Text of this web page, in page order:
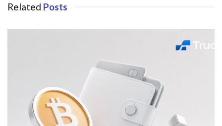
Related Posts